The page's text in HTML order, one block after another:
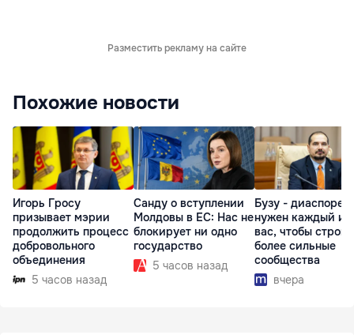
Разместить рекламу на сайте
Похожие новости
Игорь Гросу
призывает мэрии
продолжить процесс
добровольного
объединения
5 часов назад
Санду о вступлении
Молдовы в ЕС: Нас не
блокирует ни одно
государство
5 часов назад
Бузу - диаспоре:
нужен каждый из
вас, чтобы
более сильные
сообщества
вчера